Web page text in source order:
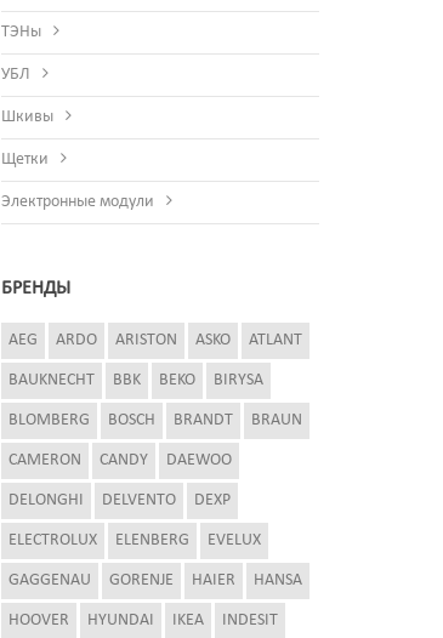
ТЭНы
УБЛ
Шкивы
Щетки
Электронные модули
БРЕНДЫ
AEG ARDO ARISTON ASKO ATLANT
BAUKNECHT BBK BEKO BIRYSA
BLOMBERG BOSCH BRANDT BRAUN
CAMERON CANDY DAEWOO
DELONGHI DELVENTO DEXP
ELECTROLUX ELENBERG EVELUX
GAGGENAU GORENJE HAIER HANSA
HOOVER HYUNDAI IKEA INDESIT